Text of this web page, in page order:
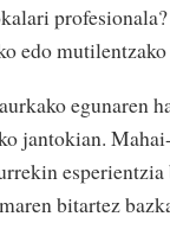
edo
egunaren
jantokian.
bitartez